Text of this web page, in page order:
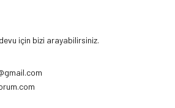
için bizi arayabilirsiniz.